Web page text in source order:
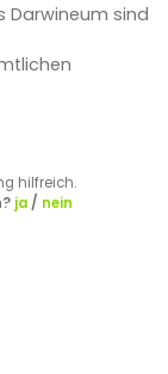
Darwineum sind
hilfreich.
ja/ nein